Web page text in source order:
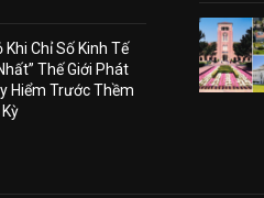
Chỉ Số Kinh Tế
Thế Giới Phát
Hiểm Trước Thềm